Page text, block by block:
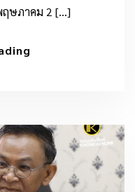
ฤษภาคม 2 […]